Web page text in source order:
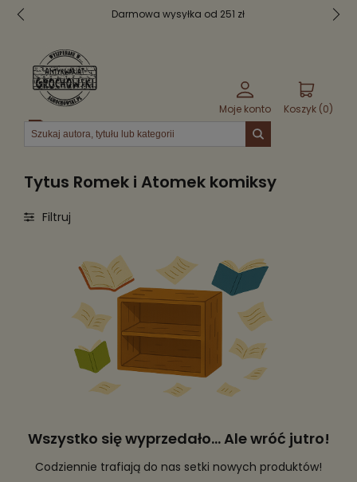
Darmowa wysyłka od 251 zł
Moje konto Koszyk (0)
Menu
Tytus Romek i Atomek komiksy
Filtruj
Wszystko się wyprzedało... Ale wróć jutro!
Codziennie trafiają do nas setki nowych produktów!